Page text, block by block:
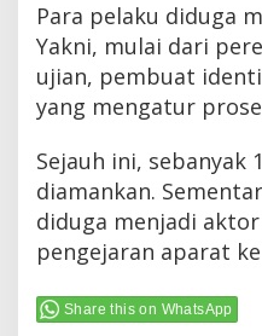
Para pelaku diduga
Yakni, mulai dari
ujian, pembuat
yang mengatur
Sejauh ini, sebanyak
diamankan.
diduga menjadi
pengejaran aparat
Share this on WhatsApp